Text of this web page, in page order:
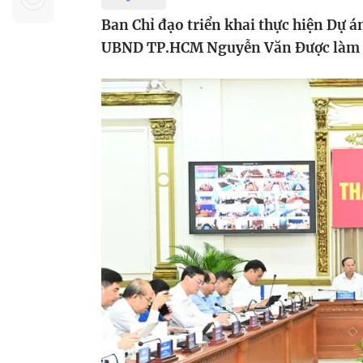
Không gian văn hóa
Chuyển đổi số
Thành
Chậm
Bé xem gì
Mái ấm
Việt
Các show
Các
khác
Ban Chỉ đạo triển khai thực hiện Dự
UBND TP.HCM Nguyễn Văn Được